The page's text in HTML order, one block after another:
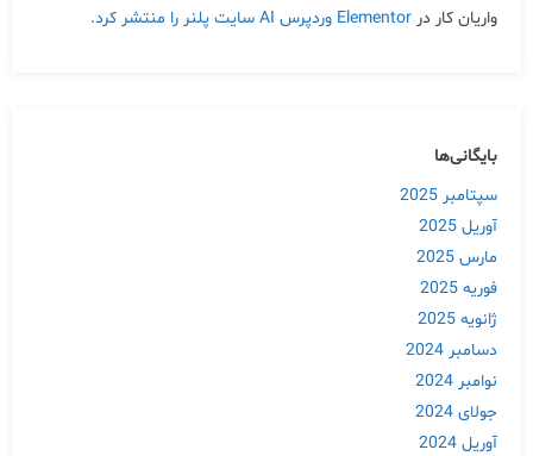
واریان کار در Elementor وردپرس AI سایت پلنر را منتشر کرد.
بایگانی‌ها
سپتامبر 2025
آوریل 2025
مارس 2025
فوریه 2025
ژانویه 2025
دسامبر 2024
نوامبر 2024
جولای 2024
آوریل 2024